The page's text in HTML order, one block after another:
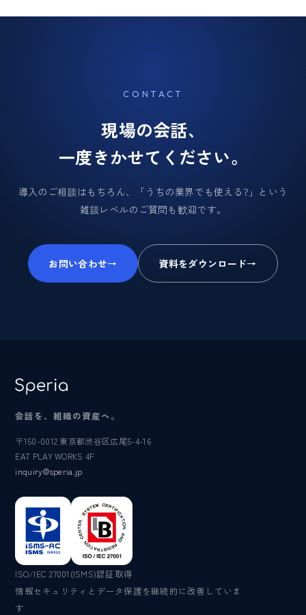
CONTACT
現場の会話、
一度きかせてください。
導入のご相談はもちろん、「うちの業界でも使える?」という
雑談レベルのご質問も歓迎です。
お問い合わせ→ 資料をダウンロード→
会話を、組織の資産へ。
〒150-0012 東京都渋谷区広尾5-4-16
EAT PLAY WORKS 4F
inquiry@speria.jp
ISO/IEC 27001(ISMS)認証取得
情報セキュリティとデータ保護を継続的に改善していま
す